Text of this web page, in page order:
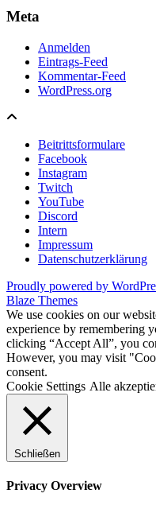
Meta
Anmelden
Eintrags-Feed
Kommentar-Feed
WordPress.org
Beitrittsformulare
Facebook
Instagram
Twitch
YouTube
Discord
Intern
Impressum
Datenschutzerklärung
Proudly powered by
Blaze Themes
We use cookies on our
experience by remembering
clicking “Accept All”, you
However, you may visit
consent.
Cookie Settings Alle
Schließen
Privacy Overview